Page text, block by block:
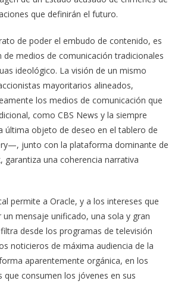
que definirán el futuro.
de poder el embudo de contenido, es
de medios de comunicación tradicionales
ideológico. La visión de un mismo
mayoritarios alineados,
los medios de comunicación que
como CBS News y la siempre
objeto de deseo en el tablero de
junto con la plataforma dominante de
garantiza una coherencia narrativa
permite a Oracle, y a los intereses que
mensaje unificado, una sola y gran
desde los programas de televisión
noticieros de máxima audiencia de la
aparentemente orgánica, en los
que consumen los jóvenes en sus